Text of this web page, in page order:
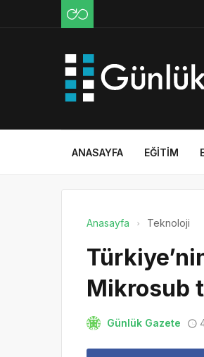
ANASAYFA EĞITIM
Anasayfa Teknoloji
Mikrosub
Günlük Gazete